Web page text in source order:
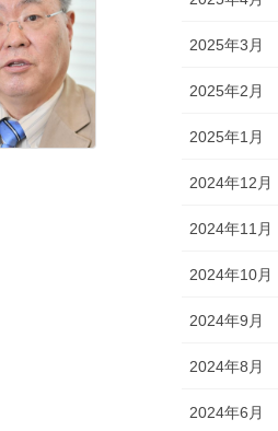
2025年3月
2025年2月
2025年1月
2024年12月
2024年11月
2024年10月
2024年9月
2024年8月
2024年6月